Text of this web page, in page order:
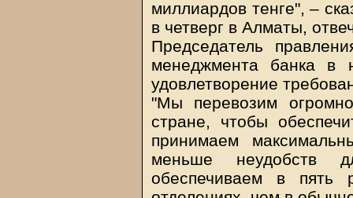
миллиардов тенге", –
в четверг в Алматы,
Председатель
менеджмента банка в
удовлетворение
"Мы перевозим
стране, чтобы
принимаем
меньше
обеспечиваем в